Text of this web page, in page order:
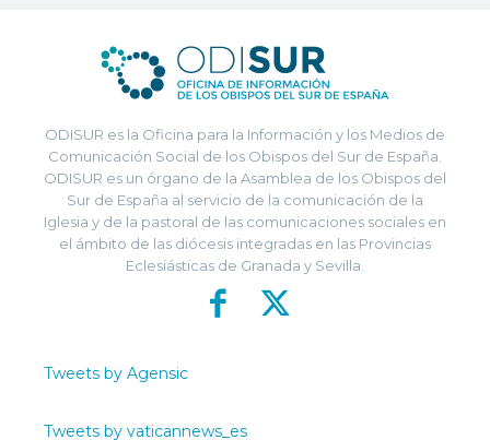
ODISUR es la Oficina para la Información y los Medios de
Comunicación Social de los Obispos del Sur de España.
ODISUR es un órgano de la Asamblea de los Obispos del
Sur de España al servicio de la comunicación de la
Iglesia y de la pastoral de las comunicaciones sociales en
el ámbito de las diócesis integradas en las Provincias
Eclesiásticas de Granada y Sevilla.
Tweets by Agensic
Tweets by vaticannews_es